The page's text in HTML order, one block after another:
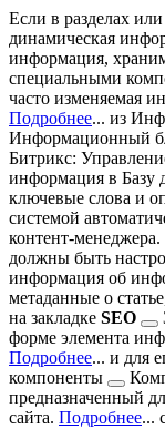
Если в разделах
динамическая
информация,
специальными
часто изменяемая
Подробнее... из
Информационный
Битрикс:
информация в Базу
ключевые слова и
системой
контент-
должны быть
информация об
метаданные о
на закладке SEO
форме элемента
Подробнее... и для
компоненты
предназначенный
сайта. Подробнее...